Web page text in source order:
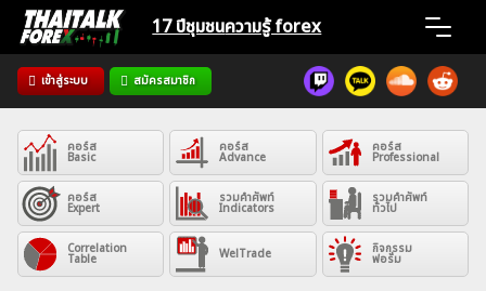
Skip
content
17 ปีชุมชนความรู้ forex
เข้าสู่ระบบ สมัครสมาชิก
Home
News
Articles
VPS Register
คอร์ส
Basic
คอร์ส
Advance
คอร์ส
Professional
คอร์ส
Expert
รวมคำศัพท์
Indicators
รวมคำศัพท์
ทั่วไป
Correlation
Table WelTrade กิจกรรม
ฟอรั่ม